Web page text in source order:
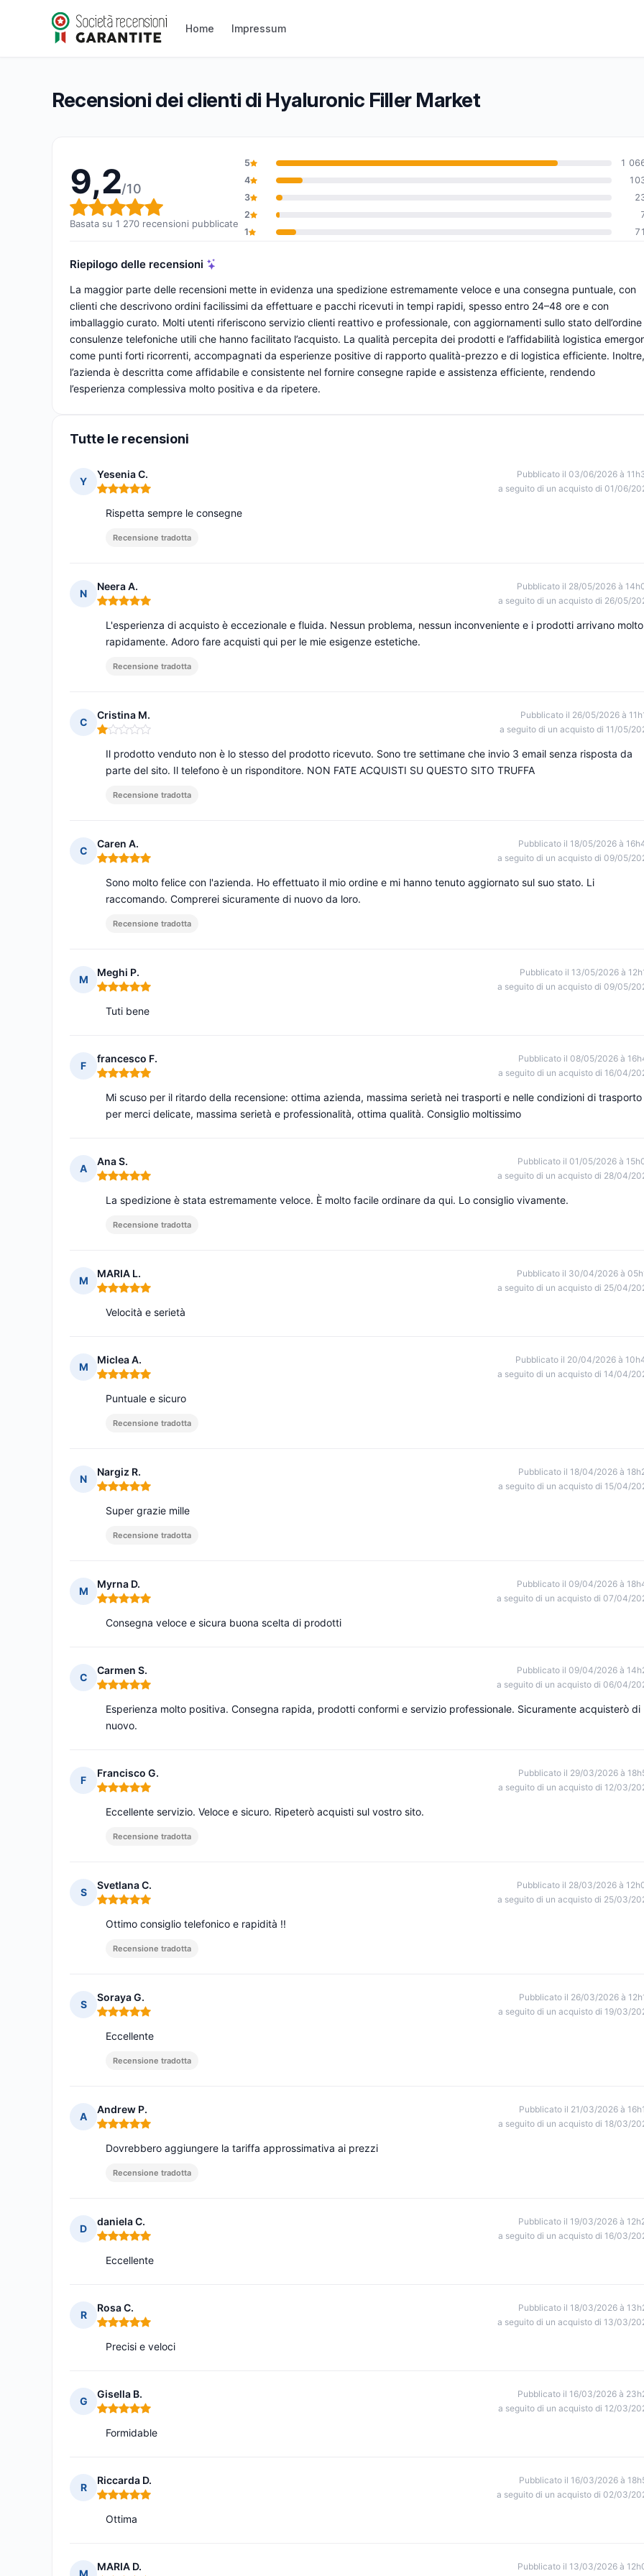
Home Impressum
Hyaluronic Filler Market
Valutazione globale: 9,2 su 10
9,2/10(1 270 recensioni)
Recensioni dei clienti di Hyaluronic Filler Market
9,2/10
Valutazione globale: 9,2 su 10
Basata su 1 270 recensioni pubblicate
5
1
4
3
2
1
71
Riepilogo delle recensioni
La maggior parte delle recensioni mette in evidenza una spedizione estremamente veloce e una consegna puntuale, con
clienti che descrivono ordini facilissimi da effettuare e pacchi ricevuti in tempi rapidi, spesso entro 24–48 ore e con
imballaggio curato. Molti utenti riferiscono servizio clienti reattivo e professionale, con aggiornamenti sullo stato dell’ordine
consulenze telefoniche utili che hanno facilitato l’acquisto. La qualità percepita dei prodotti e l’affidabilità logistica
come punti forti ricorrenti, accompagnati da esperienze positive di rapporto qualità-prezzo e di logistica efficiente. Inoltre,
l’azienda è descritta come affidabile e consistente nel fornire consegne rapide e assistenza efficiente, rendendo
l’esperienza complessiva molto positiva e da ripetere.
Tutte le recensioni
Y
Yesenia C.
Nota: 5 su 5
Pubblicato il 03/06/2026 à
a seguito di un acquisto di 01/06/
Rispetta sempre le consegne
Recensione tradotta
N
Neera A.
Nota: 5 su 5
Pubblicato il 28/05/2026 à
a seguito di un acquisto di 26/05/
L'esperienza di acquisto è eccezionale e fluida. Nessun problema, nessun inconveniente e i prodotti arrivano molto
rapidamente. Adoro fare acquisti qui per le mie esigenze estetiche.
Recensione tradotta
C
Cristina M.
Nota: 1 su 5
Pubblicato il 26/05/2026 à
a seguito di un acquisto di 11/05/
Il prodotto venduto non è lo stesso del prodotto ricevuto. Sono tre settimane che invio 3 email senza risposta da
parte del sito. Il telefono è un risponditore. NON FATE ACQUISTI SU QUESTO SITO TRUFFA
Recensione tradotta
C
Caren A.
Nota: 5 su 5
Pubblicato il 18/05/2026 à
a seguito di un acquisto di 09/05/
Sono molto felice con l'azienda. Ho effettuato il mio ordine e mi hanno tenuto aggiornato sul suo stato. Li
raccomando. Comprerei sicuramente di nuovo da loro.
Recensione tradotta
M
Meghi P.
Nota: 5 su 5
Pubblicato il 13/05/2026 à
a seguito di un acquisto di 09/05/
Tuti bene
F
francesco F.
Nota: 5 su 5
Pubblicato il 08/05/2026 à
a seguito di un acquisto di 16/04/
Mi scuso per il ritardo della recensione: ottima azienda, massima serietà nei trasporti e nelle condizioni di trasporto
per merci delicate, massima serietà e professionalità, ottima qualità. Consiglio moltissimo
A
Ana S.
Nota: 5 su 5
Pubblicato il 01/05/2026 à
a seguito di un acquisto di 28/04/
La spedizione è stata estremamente veloce. È molto facile ordinare da qui. Lo consiglio vivamente.
Recensione tradotta
M
MARIA L.
Nota: 5 su 5
Pubblicato il 30/04/2026 à
a seguito di un acquisto di 25/04/
Velocità e serietà
M
Miclea A.
Nota: 5 su 5
Pubblicato il 20/04/2026 à
a seguito di un acquisto di 14/04/
Puntuale e sicuro
Recensione tradotta
N
Nargiz R.
Nota: 5 su 5
Pubblicato il 18/04/2026 à
a seguito di un acquisto di 15/04/
Super grazie mille
Recensione tradotta
M
Myrna D.
Nota: 5 su 5
Pubblicato il 09/04/2026 à
a seguito di un acquisto di 07/04/
Consegna veloce e sicura buona scelta di prodotti
C
Carmen S.
Nota: 5 su 5
Pubblicato il 09/04/2026 à
a seguito di un acquisto di 06/04/
Esperienza molto positiva. Consegna rapida, prodotti conformi e servizio professionale. Sicuramente acquisterò di
nuovo.
F
Francisco G.
Nota: 5 su 5
Pubblicato il 29/03/2026 à
a seguito di un acquisto di 12/03/
Eccellente servizio. Veloce e sicuro. Ripeterò acquisti sul vostro sito.
Recensione tradotta
S
Svetlana C.
Nota: 5 su 5
Pubblicato il 28/03/2026 à
a seguito di un acquisto di 25/03/
Ottimo consiglio telefonico e rapidità !!
Recensione tradotta
S
Soraya G.
Nota: 5 su 5
Pubblicato il 26/03/2026 à
a seguito di un acquisto di 19/03/
Eccellente
Recensione tradotta
A
Andrew P.
Nota: 5 su 5
Pubblicato il 21/03/2026 à
a seguito di un acquisto di 18/03/
Dovrebbero aggiungere la tariffa approssimativa ai prezzi
Recensione tradotta
D
daniela C.
Nota: 5 su 5
Pubblicato il 19/03/2026 à
a seguito di un acquisto di 16/03/
Eccellente
R
Rosa C.
Nota: 5 su 5
Pubblicato il 18/03/2026 à
a seguito di un acquisto di 13/03/
Precisi e veloci
G
Gisella B.
Nota: 5 su 5
Pubblicato il 16/03/2026 à
a seguito di un acquisto di 12/03/
Formidable
R
Riccarda D.
Nota: 5 su 5
Pubblicato il 16/03/2026 à
a seguito di un acquisto di 02/03/
Ottima
MARIA D.
Pubblicato il 13/03/2026 à